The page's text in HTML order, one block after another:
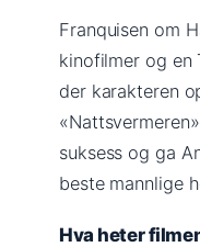
Franquisen om
kinofilmer og en
der karakteren
suksess og ga
beste mannlige
Hva heter